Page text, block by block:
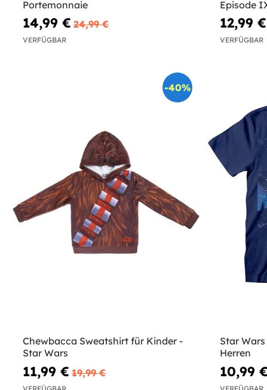
Portemonnaie
14,99 € 24,99 €
VERFÜGBAR
Episode
12,99 €
VERFÜGBAR
-40%
Chewbacca Sweatshirt für Kinder -
Star Wars
11,99 € 19,99 €
Star
Herren
10,99 €